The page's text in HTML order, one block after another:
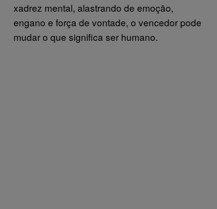
xadrez mental, alastrando de emoção,
engano e força de vontade, o vencedor pode
mudar o que significa ser humano.